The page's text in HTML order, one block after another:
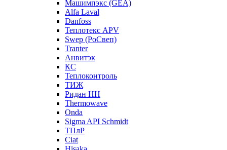
Машимпэкс (GEA)
Alfa Laval
Danfoss
Теплотекс APV
Swep (РоСвеп)
Tranter
Анвитэк
КС
Теплоконтроль
ТИЖ
Ридан НН
Thermowave
Onda
Sigma API Schmidt
ТПлР
Ciat